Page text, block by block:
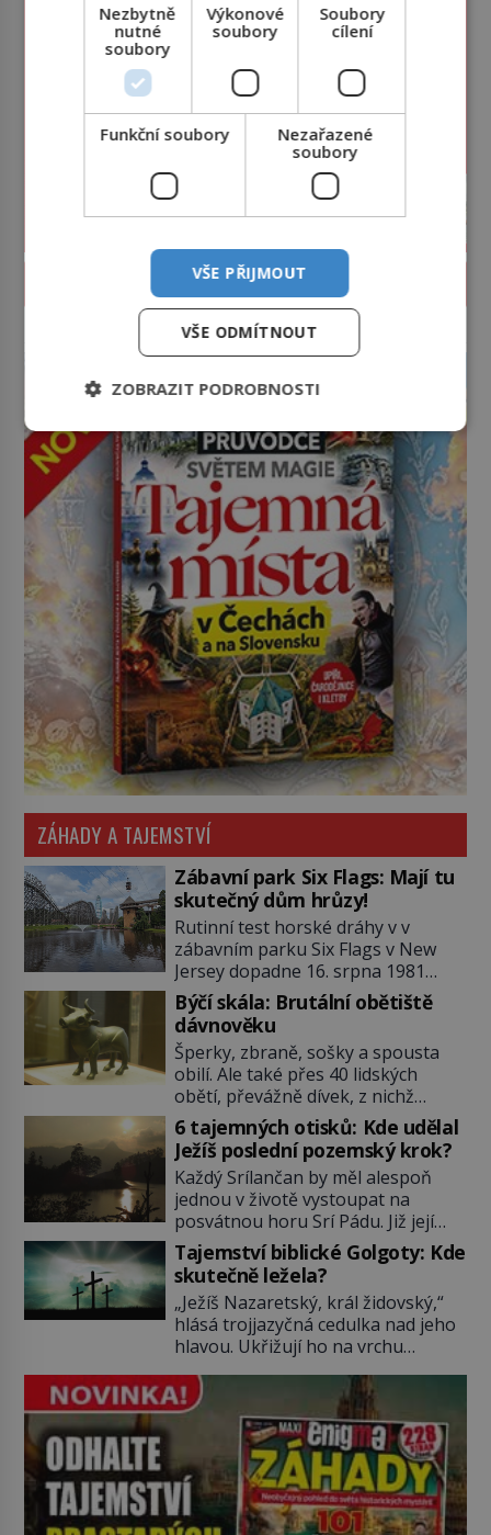
PROLISTOVAT ČASOPIS
reklama
ZÁHADY A TAJEMSTVÍ
Zábavní park Six Flags: Mají tu
skutečný dům hrůzy!
Rutinní test horské dráhy v v
zábavním parku Six Flags v New
Jersey dopadne 16. srpna 1981
katastrofou. 20letý technik Scott
Tyler se zřítí na zem! Zranění jsou
neslučitelná se životem. „Nepoužil
bezpečnostní zábranu,“ osvětlí
smrtelnou nehodu tiskový mluvčí
parku a vyšetřovatelé mu dávají za
pravdu: „Atrakce je v pořádku.“ A
pak přijde srpen roku […]
Býčí skála: Brutální obětiště
dávnověku
Šperky, zbraně, sošky a spousta
obilí. Ale také přes 40 lidských
obětí, převážně dívek, z nichž
některým rozetnou hlavu a
useknou končetiny. To je slavný
halštatský pohřeb. V Evropě
nevídaný objev, který dodnes
neumíme vysvětlit… Jeho koníčkem
je „slepá jeskynní zvířena“, a díky
tomu, přestože je hlavně lékař,
objeví řadu nových organismů.
Jindřich Wankel (1821–1897) […]
6 tajemných otisků: Kde udělal
Ježíš poslední pozemský krok?
Každý Srílančan by měl alespoň
jednou v životě vystoupat na
posvátnou horu Srí Pádu. Již její
název nám v překladu prozradí
tajemství: Znamená „Svatá stopa“.
Zbývá se jen pohádat, čí že ta
stopa tedy vlastně je…? O její
důležitosti nám referuje již Marco
Polo (1254–1324). Není se co divit,
2243 metrů vysoká Srí Páda, kterou
[…]
Tajemství biblické Golgoty: Kde
skutečně ležela?
„Ježíš Nazaretský, král židovský,“
hlásá trojjazyčná cedulka nad jeho
hlavou. Ukřižují ho na vrchu
místo Nového zákona najdeme v
Jeruzalémě. A na první pohled by se
zdálo jasné, kde. Ale jen zdálo…
Starodávná legenda praví, že
Golgota, v překladu z aramejštiny
„lebka“, dostane svůj název pro to,
že právě sem je přenesena […]
Nezbytně
nutné
soubory
Výkonové
soubory
Soubory
cílení
Funkční soubory
Nezařazené
soubory
VŠE PŘIJMOUT
VŠE ODMÍTNOUT
ZOBRAZIT PODROBNOSTI